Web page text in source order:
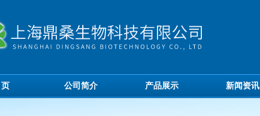
公司简介 产品展示 新闻资讯